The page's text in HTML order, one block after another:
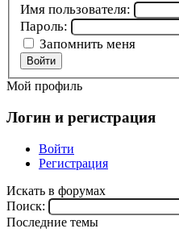
Имя пользователя:
Пароль:
Запомнить меня
Войти
Мой профиль
Логин и регистрация
Войти
Регистрация
Искать в форумах
Поиск:
Последние темы